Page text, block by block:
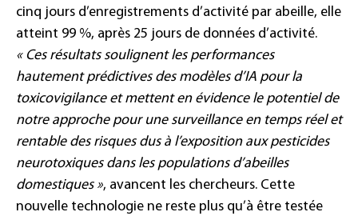
cinq jours d’enregistrements d’activité par abeille, elle
atteint 99 %, après 25 jours de données d’activité.
« Ces résultats soulignent les performances
hautement prédictives des modèles d’IA pour la
toxicovigilance et mettent en évidence le potentiel de
notre approche pour une surveillance en temps réel et
rentable des risques dus à l’exposition aux pesticides
neurotoxiques dans les populations d’abeilles
domestiques », avancent les chercheurs. Cette
nouvelle technologie ne reste plus qu’à être testée